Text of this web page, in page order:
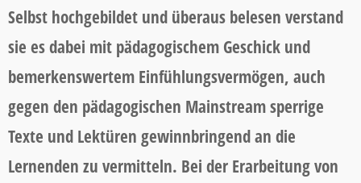
Selbst hochgebildet und überaus belesen verstand
sie es dabei mit pädagogischem Geschick und
bemerkenswertem Einfühlungsvermögen, auch
gegen den pädagogischen Mainstream sperrige
Texte und Lektüren gewinnbringend an die
Lernenden zu vermitteln. Bei der Erarbeitung von